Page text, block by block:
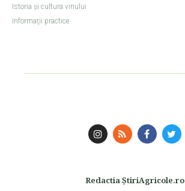
Istoria şi cultura vinului
Informaţii practice
Redactia ŞtiriAgricole.ro